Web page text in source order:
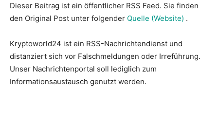
Dieser Beitrag ist ein öffentlicher RSS Feed. Sie finden
den Original Post unter folgender Quelle (Website) .
Kryptoworld24 ist ein RSS-Nachrichtendienst und
distanziert sich vor Falschmeldungen oder Irreführung.
Unser Nachrichtenportal soll lediglich zum
Informationsaustausch genutzt werden.